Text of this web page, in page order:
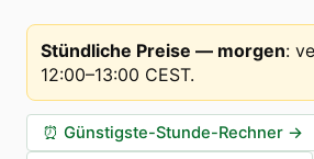
Stündliche Preise — morgen:
12:00–13:00 CEST.
⏰ Günstigste-Stunde-Rechner →